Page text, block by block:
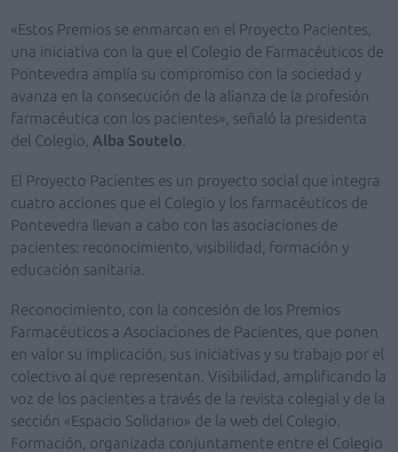
«Estos Premios se enmarcan en el Proyecto Pacientes,
una iniciativa con la que el Colegio de Farmacéuticos de
Pontevedra amplía su compromiso con la sociedad y
avanza en la consecución de la alianza de la profesión
farmacéutica con los pacientes», señaló la presidenta
del Colegio, Alba Soutelo
El Proyecto Pacientes es un proyecto social que integra
cuatro acciones que el Colegio y los farmacéuticos de
Pontevedra llevan a cabo con las asociaciones de
pacientes: reconocimiento, visibilidad, formación y
educación sanitaria.
Reconocimiento, con la concesión de los Premios
Farmacéuticos a Asociaciones de Pacientes, que ponen
en valor su implicación, sus iniciativas y su trabajo por el
colectivo al que representan. Visibilidad, amplificando la
voz de los pacientes a través de la revista colegial y de la
sección «Espacio Solidario» de la web del Colegio.
Formación, organizada conjuntamente entre el Colegio